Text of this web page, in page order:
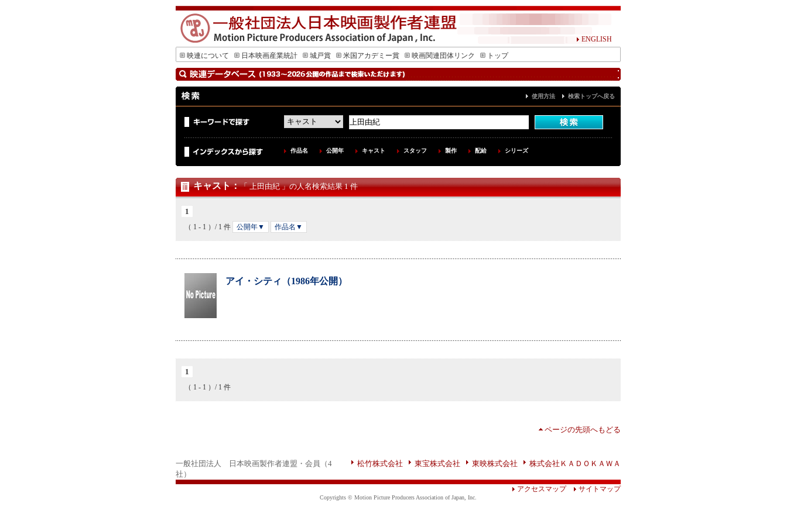
ENGLISH
映連について
日本映画産業統計 城戸賞 米国アカデミー賞 映画関連団体リンク トップ
使用方法 検索トップへ戻る
作品名 公開年 キャスト スタッフ 製作 配給 シリーズ
キャスト：「 上田由紀 」の人名検索結果 1 件
1
（ 1 - 1 ）/ 1 件 公開年▼ 作品名▼
アイ・シティ（1986年公開）
1
（ 1 - 1 ）/ 1 件
ページの先頭へもどる
一般社団法人 日本映画製作者連盟・会員（4
社）
松竹株式会社 東宝株式会社 東映株式会社 株式会社ＫＡＤＯＫＡＷＡ
アクセスマップ サイトマップ
Copyrights © Motion Picture Producers Association of Japan, Inc.